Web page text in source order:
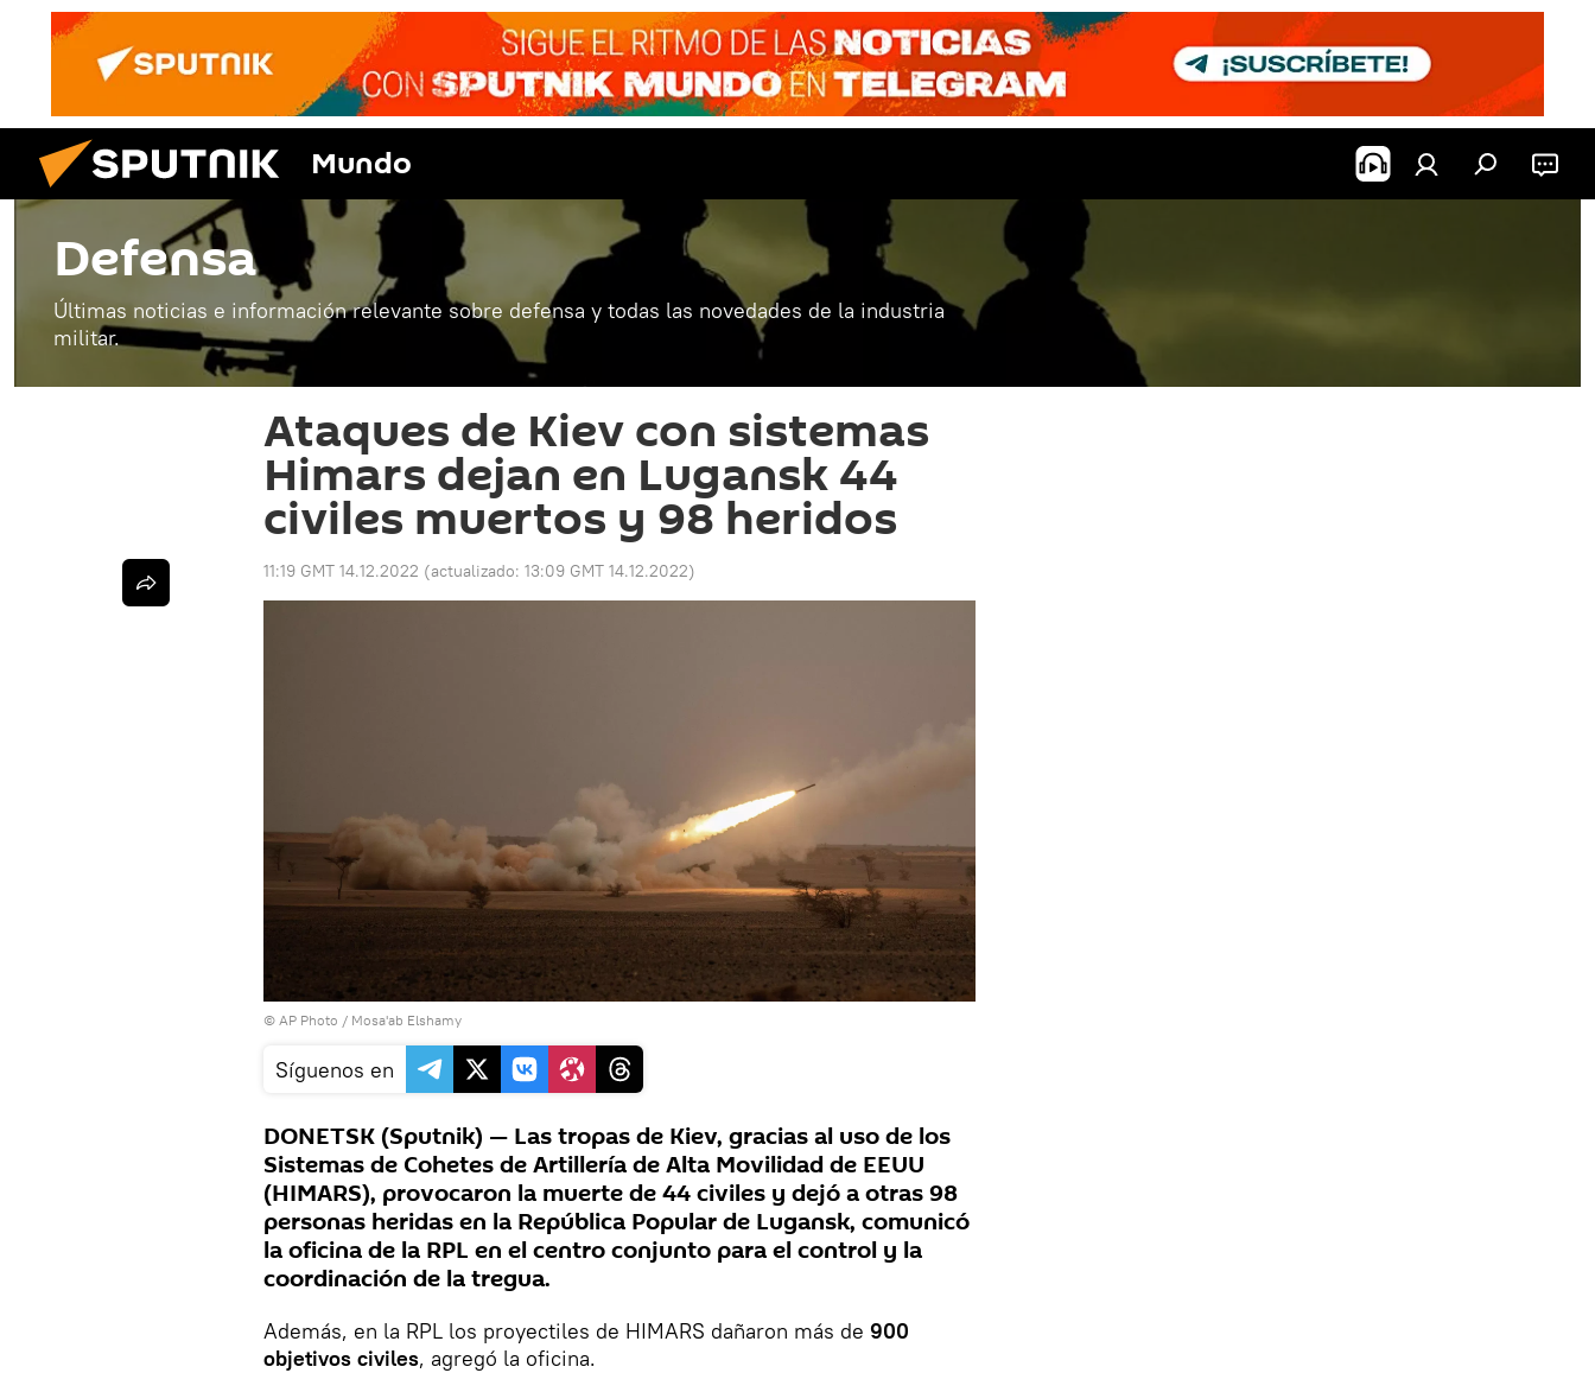
Mundo
Defensa
Últimas noticias e información relevante sobre defensa y todas las novedades de la industria
militar.
Ataques de Kiev con sistemas
Himars dejan en Lugansk 44
civiles muertos y 98 heridos
11:19 GMT 14.12.2022 (actualizado: 13:09 GMT 14.12.2022)
© AP Photo / Mosa'ab Elshamy
Síguenos en
DONETSK (Sputnik) — Las tropas de Kiev, gracias al uso de los
Sistemas de Cohetes de Artillería de Alta Movilidad de EEUU
(HIMARS), provocaron la muerte de 44 civiles y dejó a otras 98
personas heridas en la República Popular de Lugansk, comunicó
la oficina de la RPL en el centro conjunto para el control y la
coordinación de la tregua.
Además, en la RPL los proyectiles de HIMARS dañaron más de 900
objetivos civiles, agregó la oficina.